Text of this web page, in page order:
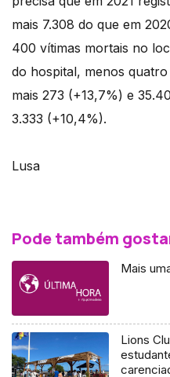
mais 7.308 do que em
400 vítimas mortais no
do hospital, menos
mais 273 (+13,7%) e
3.333 (+10,4%).
Lusa
Pode também
Mais
Lions